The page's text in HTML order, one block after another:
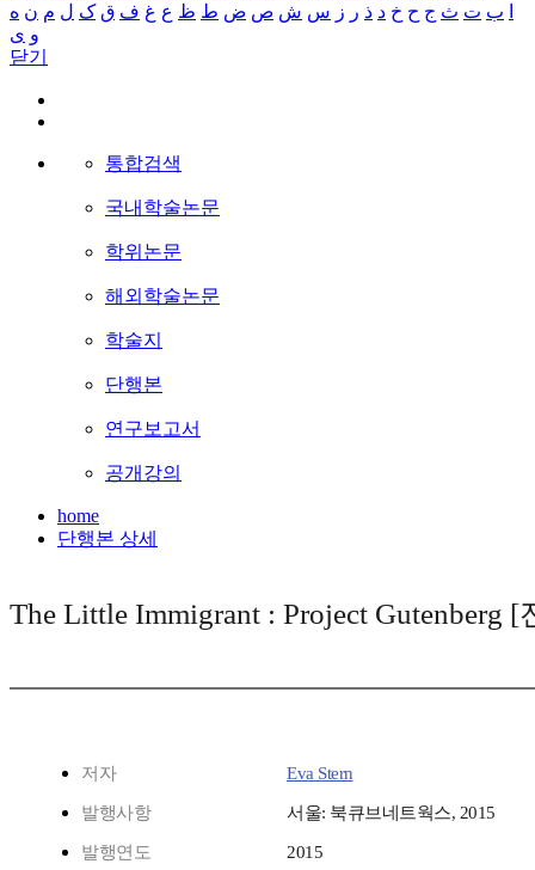
ب ت ث ج ح خ د ذ ر ز س ش ص ض ط ظ ع غ ف ق ک ل م ن ه
و ی
닫기
통합검색
국내학술논문
학위논문
해외학술논문
학술지
단행본
연구보고서
공개강의
home
단행본 상세
The Little Immigrant : Project Gutenberg [
저자 Eva Stern
발행사항 서울: 북큐브네트웍스, 2015
발행연도 2015